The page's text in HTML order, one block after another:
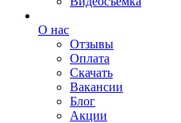
О нас
Отзывы
Оплата
Скачать
Вакансии
Блог
Акции